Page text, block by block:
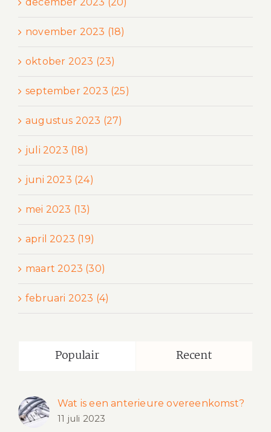
november 2023 (18)
oktober 2023 (23)
september 2023 (25)
augustus 2023 (27)
juli 2023 (18)
juni 2023 (24)
mei 2023 (13)
april 2023 (19)
maart 2023 (30)
februari 2023 (4)
Populair Recent
Wat is een anterieure overeenkomst?
11 juli 2023